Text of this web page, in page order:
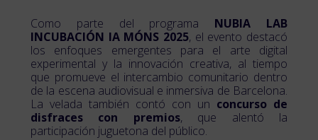
Como parte del programa NUBIA LAB
INCUBACIÓN IA MÓNS 2025, el evento destacó
los enfoques emergentes para el arte digital
experimental y la innovación creativa, al tiempo
que promueve el intercambio comunitario dentro
de la escena audiovisual e inmersiva de Barcelona.
La velada también contó con un concurso de
disfraces con premios, que alentó la
participación juguetona del público.